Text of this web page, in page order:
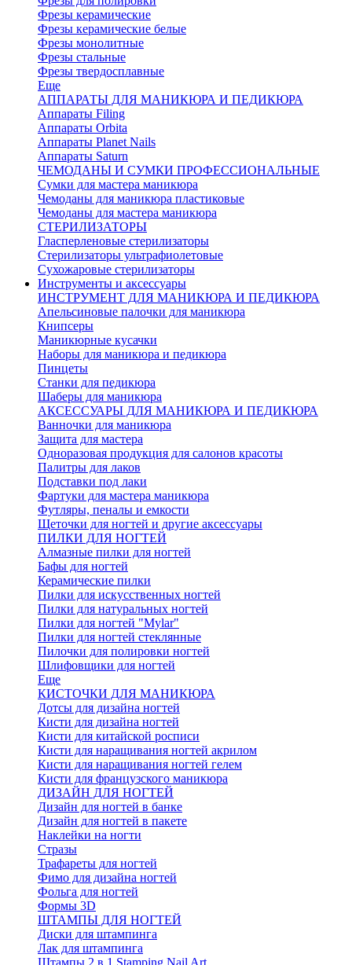
Фрезы керамические
Фрезы керамические белые
Фрезы монолитные
Фрезы стальные
Фрезы твердосплавные
Еще
АППАРАТЫ ДЛЯ МАНИКЮРА И ПЕДИКЮРА
Аппараты Filing
Аппараты Orbita
Аппараты Planet Nails
Аппараты Saturn
ЧЕМОДАНЫ И СУМКИ ПРОФЕССИОНАЛЬНЫЕ
Сумки для мастера маникюра
Чемоданы для маникюра пластиковые
Чемоданы для мастера маникюра
СТЕРИЛИЗАТОРЫ
Гласперленовые стерилизаторы
Стерилизаторы ультрафиолетовые
Сухожаровые стерилизаторы
Инструменты и аксессуары
ИНСТРУМЕНТ ДЛЯ МАНИКЮРА И ПЕДИКЮРА
Апельсиновые палочки для маникюра
Книпсеры
Маникюрные кусачки
Наборы для маникюра и педикюра
Пинцеты
Станки для педикюра
Шаберы для маникюра
АКСЕССУАРЫ ДЛЯ МАНИКЮРА И ПЕДИКЮРА
Ванночки для маникюра
Защита для мастера
Одноразовая продукция для салонов красоты
Палитры для лаков
Подставки под лаки
Фартуки для мастера маникюра
Футляры, пеналы и емкости
Щеточки для ногтей и другие аксессуары
ПИЛКИ ДЛЯ НОГТЕЙ
Алмазные пилки для ногтей
Бафы для ногтей
Керамические пилки
Пилки для искусственных ногтей
Пилки для натуральных ногтей
Пилки для ногтей "Mylar"
Пилки для ногтей стеклянные
Пилочки для полировки ногтей
Шлифовщики для ногтей
Еще
КИСТОЧКИ ДЛЯ МАНИКЮРА
Дотсы для дизайна ногтей
Кисти для дизайна ногтей
Кисти для китайской росписи
Кисти для наращивания ногтей акрилом
Кисти для наращивания ногтей гелем
Кисти для французского маникюра
ДИЗАЙН ДЛЯ НОГТЕЙ
Дизайн для ногтей в банке
Дизайн для ногтей в пакете
Наклейки на ногти
Стразы
Трафареты для ногтей
Фимо для дизайна ногтей
Фольга для ногтей
Формы 3D
ШТАМПЫ ДЛЯ НОГТЕЙ
Диски для штампинга
Лак для штампинга
Штампы 2 в 1 Stamping Nail Art